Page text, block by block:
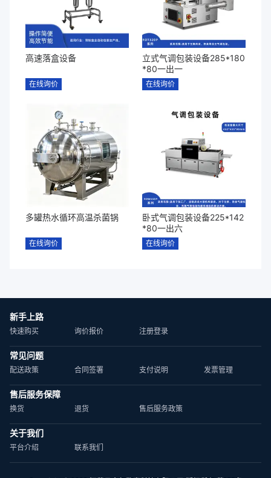
高速落盒设备
在线询价
立式气调包装设备285*180
*80一出一
在线询价
多罐热水循环高温杀菌锅
在线询价
卧式气调包装设备225*142
*80一出六
在线询价
新手上路
快速购买 询价报价 注册登录
常见问题
配送政策 合同签署 支付说明 发票管理
售后服务保障
换货 退货 售后服务政策
关于我们
平台介绍 联系我们